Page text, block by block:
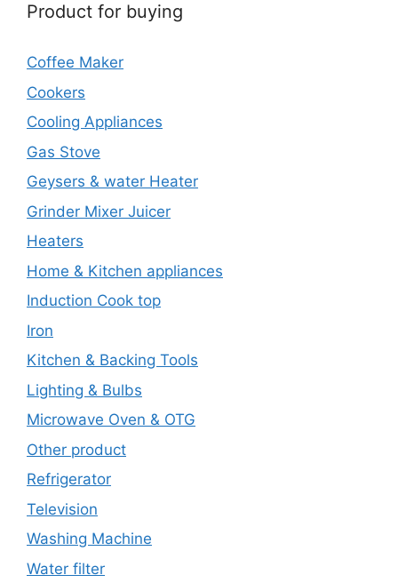
Product for buying
Coffee Maker
Cookers
Cooling Appliances
Gas Stove
Geysers & water Heater
Grinder Mixer Juicer
Heaters
Home & Kitchen appliances
Induction Cook top
Iron
Kitchen & Backing Tools
Lighting & Bulbs
Microwave Oven & OTG
Other product
Refrigerator
Television
Washing Machine
Water filter